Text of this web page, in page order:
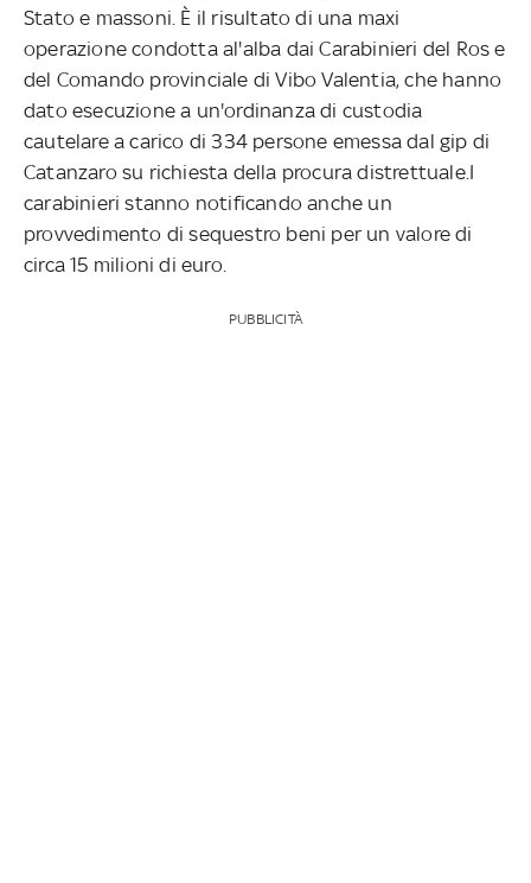
Stato e massoni. È il risultato di una maxi
operazione condotta al'alba dai Carabinieri del Ros e
del Comando provinciale di Vibo Valentia, che hanno
dato esecuzione a un'ordinanza di custodia
cautelare a carico di 334 persone emessa dal gip di
Catanzaro su richiesta della procura distrettuale.I
carabinieri stanno notificando anche un
provvedimento di sequestro beni per un valore di
circa 15 milioni di euro.
PUBBLICITÀ